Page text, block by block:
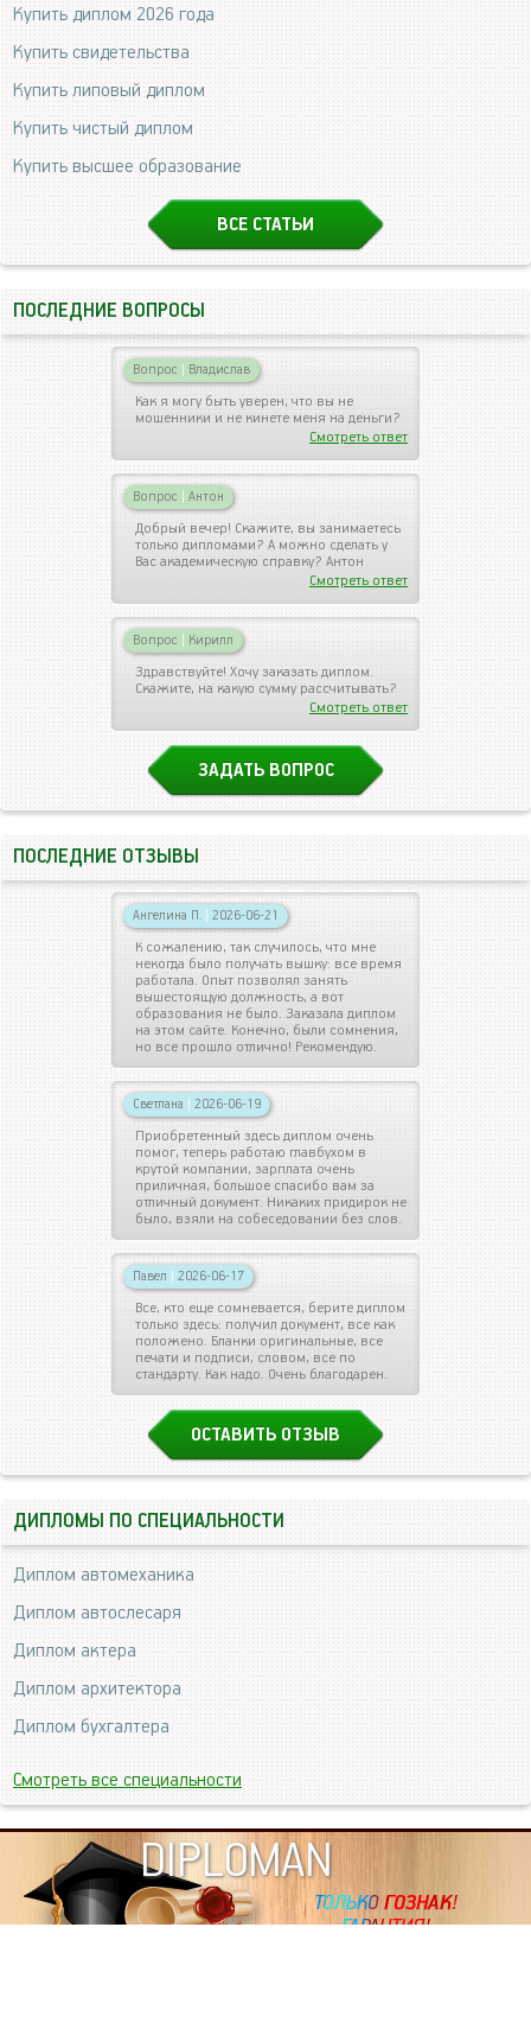
Купить диплом 2026 года
Купить свидетельства
Купить липовый диплом
Купить чистый диплом
Купить высшее образование
ВСЕ СТАТЬИ
ПОСЛЕДНИЕ ВОПРОСЫ
Вопрос | Владислав
Как я могу быть уверен, что вы не
мошенники и не кинете меня на деньги?
Смотреть ответ
Вопрос | Антон
Добрый вечер! Скажите, вы занимаетесь
только дипломами? А можно сделать у
Вас академическую справку? Антон
Смотреть ответ
Вопрос | Кирилл
Здравствуйте! Хочу заказать диплом.
Скажите, на какую сумму рассчитывать?
Смотреть ответ
ЗАДАТЬ ВОПРОС
ПОСЛЕДНИЕ ОТЗЫВЫ
Ангелина П. | 2026-06-21
К сожалению, так случилось, что мне
некогда было получать вышку: все время
работала. Опыт позволял занять
вышестоящую должность, а вот
образования не было. Заказала диплом
на этом сайте. Конечно, были сомнения,
но все прошло отлично! Рекомендую.
Светлана | 2026-06-19
Приобретенный здесь диплом очень
помог, теперь работаю главбухом в
крутой компании, зарплата очень
приличная, большое спасибо вам за
отличный документ. Никаких придирок не
было, взяли на собеседовании без слов.
Павел | 2026-06-17
Все, кто еще сомневается, берите диплом
только здесь: получил документ, все как
положено. Бланки оригинальные, все
печати и подписи, словом, все по
стандарту. Как надо. Очень благодарен.
ОСТАВИТЬ ОТЗЫВ
ДИПЛОМЫ ПО СПЕЦИАЛЬНОСТИ
Диплом автомеханика
Диплом автослесаря
Диплом актера
Диплом архитектора
Диплом бухгалтера
Смотреть все специальности
DIPLOMAN